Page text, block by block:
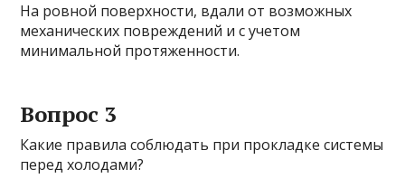
На ровной поверхности, вдали от возможных
механических повреждений и с учетом
минимальной протяженности.
Вопрос 3
Какие правила соблюдать при прокладке системы
перед холодами?